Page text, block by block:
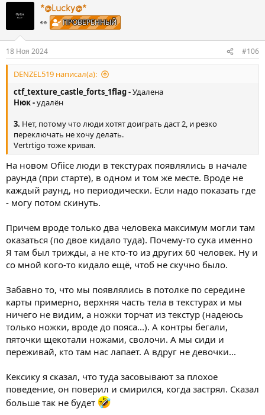
*@Lucky@*
👀 ПРОВЕРЕННЫЙ
18 Ноя 2024 #106
DENZEL519 написал(а):
ctf_texture_castle_forts_1flag -Удалена
Нюк -удалён
3. Нет, потому что люди хотят доиграть даст 2, и резко
переключать не хочу делать.
Vertrtigo тоже кривая.
На новом Ofiice люди в текстурах появлялись в начале
раунда (при старте), в одном и том же месте. Вроде не
каждый раунд, но периодически. Если надо показать где
- могу потом скинуть.
Причем вроде только два человека максимум могли там
оказаться (по двое кидало туда). Почему-то сука именно
Я там был трижды, а не кто-то из других 60 человек. Ну и
со мной кого-то кидало ещё, чтоб не скучно было.
Забавно то, что мы появлялись в потолке по середине
карты примерно, верхняя часть тела в текстурах и мы
ничего не видим, а ножки торчат из текстур (надеюсь
только ножки, вроде до пояса...). А контры бегали,
пяточки щекотали ножами, сволочи. А мы сиди и
переживай, кто там нас лапает. А вдруг не девочки...
Кексику я сказал, что туда засовывают за плохое
поведение, он поверил и смирился, когда застрял. Сказал
больше так не будет